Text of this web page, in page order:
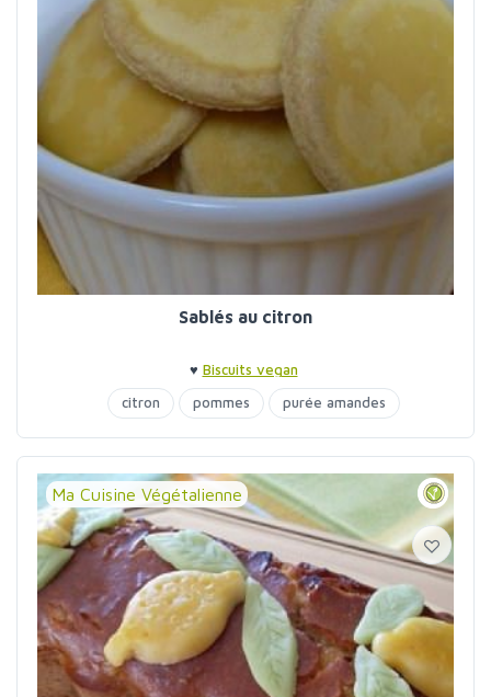
Sablés au citron
♥ Biscuits vegan
citron
pommes purée amandes
Ma Cuisine Végétalienne